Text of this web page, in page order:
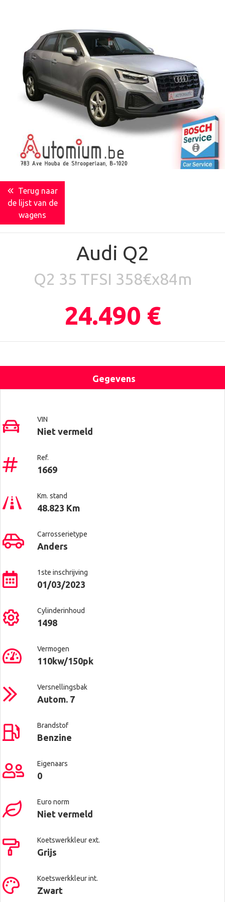
Terug naar
de lijst van de
wagens
Audi Q2
Q2 35 TFSI 358€x84m
24.490 €
Gegevens
VIN
Niet vermeld
Ref.
1669
Km. stand
48.823 Km
Carrosserietype
Anders
1ste inschrijving
01/03/2023
Cylinderinhoud
1498
Vermogen
110kw/150pk
Versnellingsbak
Autom. 7
Brandstof
Benzine
Eigenaars
0
Euro norm
Niet vermeld
Koetswerkkleur ext.
Grijs
Koetswerkkleur int.
Zwart